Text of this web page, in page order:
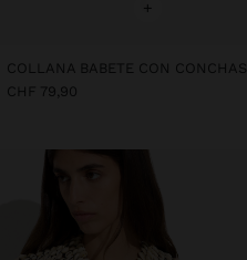
+
COLLANA BABETE CON CONCHAS
CHF 79,90